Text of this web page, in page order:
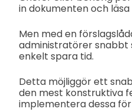
in dokumenten och
Men med en
administratörer snabbt
enkelt spara tid.
Detta möjliggör ett
den mest konstruktiva
implementera dessa